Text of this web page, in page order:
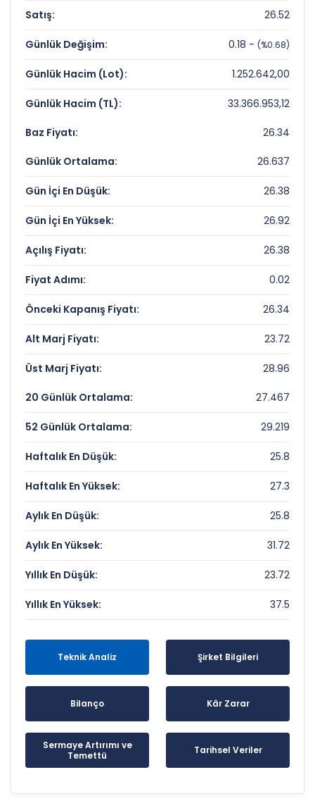
GARANTI FAKTORING Fiyat ve Getiri
Karnesi
Anlık Fiyat:
26,52 TL
Günlük Değişim:
0,68%
Yıllık Getiri:
%-4,54
GARANTI FAKTORING Değerleme
Çarpanları
Fiyat/Kazanç (F/K):
4.02
Piyasa Değeri/Defter Değeri (PD/DD):
1.56
GARANTI FAKTORING Rekorlar ve Önemli
Seviyeler
Bugün Gördüğü En Yüksek Fiyat:
Son 1 Yılın Zirvesi:
37.5 TL
Son 1 Yılın Dibi:
23.72 TL
Satış: 26.52
Günlük Değişim: 0.18 - (%0.68)
Günlük Hacim (Lot): 1.252.642,00
Günlük Hacim (TL): 33.366.953,12
Baz Fiyatı: 26.34
Günlük Ortalama: 26.637
Gün İçi En Düşük: 26.38
Gün İçi En Yüksek: 26.92
Açılış Fiyatı: 26.38
Fiyat Adımı: 0.02
Önceki Kapanış Fiyatı: 26.34
Alt Marj Fiyatı: 23.72
Üst Marj Fiyatı: 28.96
20 Günlük Ortalama: 27.467
52 Günlük Ortalama: 29.219
Haftalık En Düşük: 25.8
Haftalık En Yüksek: 27.3
Aylık En Düşük: 25.8
Aylık En Yüksek: 31.72
Yıllık En Düşük: 23.72
Yıllık En Yüksek: 37.5
Teknik Analiz Şirket Bilgileri
Bilanço Kâr Zarar
Sermaye Artırımı ve
Temettü
Tarihsel Veriler